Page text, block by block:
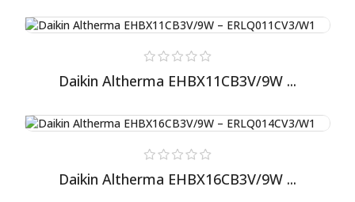
Daikin Altherma EHBX11CB3V/9W ...
Daikin Altherma EHBX16CB3V/9W ...